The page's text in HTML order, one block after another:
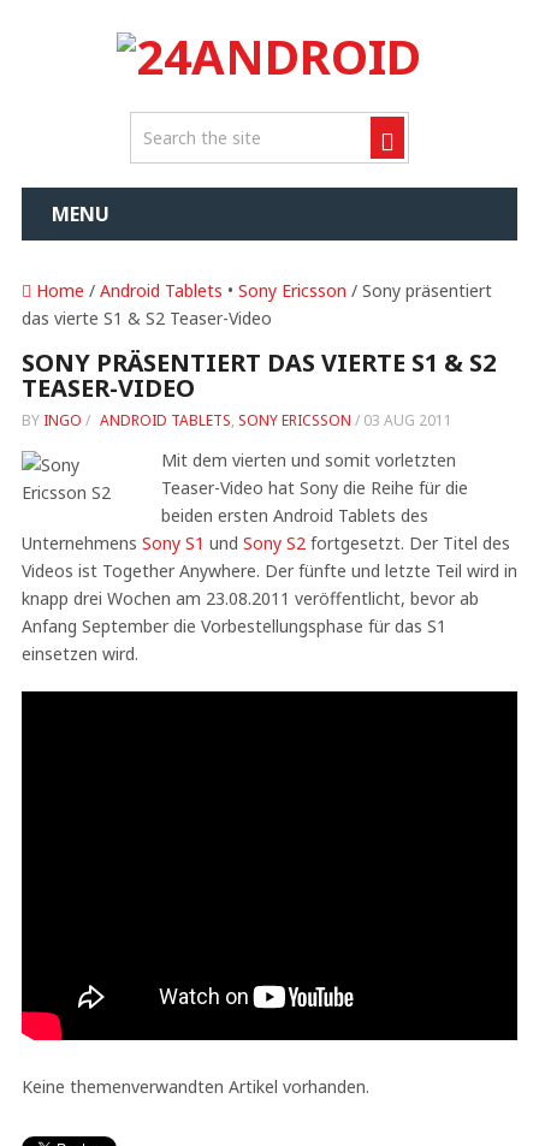
MENU
Home / Android Tablets • Sony Ericsson / Sony präsentiert
das vierte S1 & S2 Teaser-Video
SONY PRÄSENTIERT DAS VIERTE S1 & S2
TEASER-VIDEO
BY INGO / ANDROID TABLETS, SONY ERICSSON / 03 AUG 2011
Mit dem vierten und somit vorletzten
Teaser-Video hat Sony die Reihe für die
beiden ersten Android Tablets des
Unternehmens Sony S1 und Sony S2fortgesetzt. Der Titel des
Videos ist Together Anywhere. Der fünfte und letzte Teil wird in
knapp drei Wochen am 23.08.2011 veröffentlicht, bevor ab
Anfang September die Vorbestellungsphase für das S1
einsetzen wird.
Keine themenverwandten Artikel vorhanden.